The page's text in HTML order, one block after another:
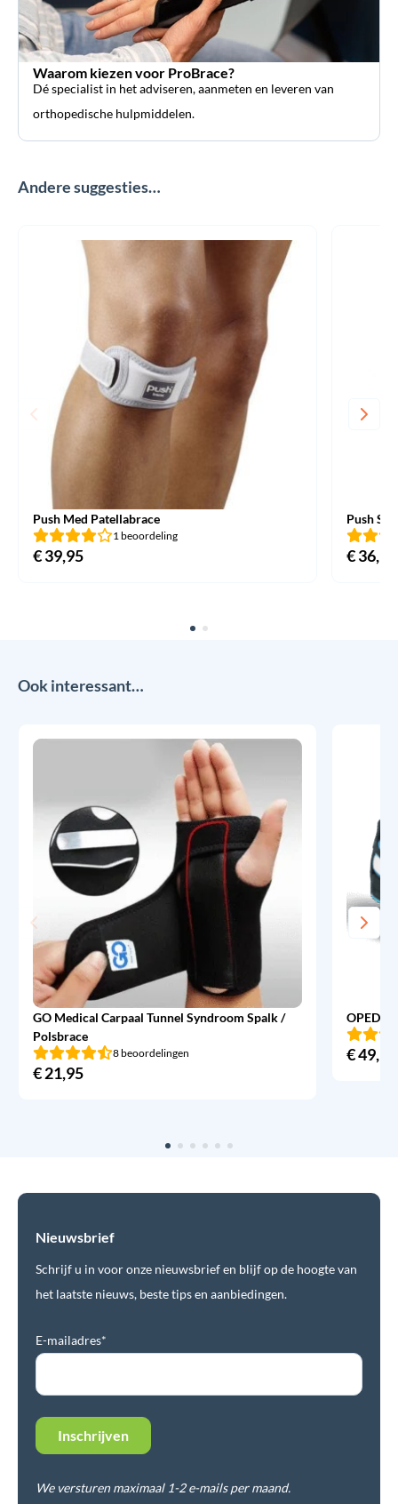
Waarom kiezen voor ProBrace?
Dé specialist in het adviseren, aanmeten en leveren van
orthopedische hulpmiddelen.
Andere suggesties…
Push Med Patellabrace
1 beoordeling
€39,95
Push
€36,95
Ook interessant…
GO Medical Carpaal Tunnel Syndroom Spalk /
Polsbrace
8 beoordelingen
€21,95
OPED
€49,95
Nieuwsbrief
Schrijf u in voor onze nieuwsbrief en blijf op de hoogte van
het laatste nieuws, beste tips en aanbiedingen.
E-mailadres*
We versturen maximaal 1-2 e-mails per maand.